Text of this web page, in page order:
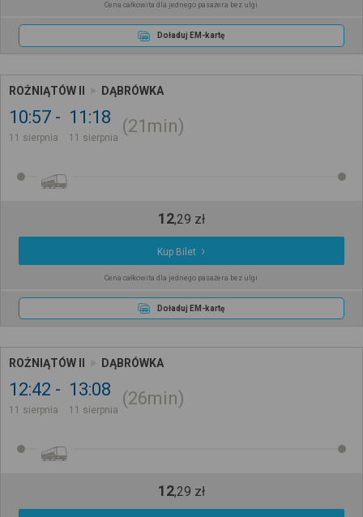
Cena całkowita dla jednego pasażera bez ulgi
Doładuj EM-kartę
ROŻNIĄTÓW II DĄBRÓWKA
10:57
11 sierpnia
11:18
11 sierpnia
21min
12,29 zł
Kup Bilet
Cena całkowita dla jednego pasażera bez ulgi
Doładuj EM-kartę
ROŻNIĄTÓW II DĄBRÓWKA
12:42
11 sierpnia
13:08
11 sierpnia
26min
12,29 zł